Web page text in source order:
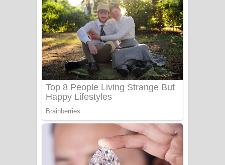
වැඩි නිසා ගීතයේ පද පෙළ
UNUHUMA Song Lyrics - උණුහුම
ගීතයේ පද පෙළ
Katakara Song Lyrics - කටකාර ගීතයේ
පද පෙළ
Tharu Yaye Dilena Song Lyrics - තරු
යායේ දිලෙනා ගීතයේ පද පෙළ
Ow Man Sosa Song Lyrics - ඔව් මං